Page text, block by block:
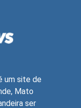
um site de
Mato
ser